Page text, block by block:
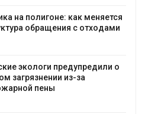
на полигоне: как меняется
обращения с отходами
экологи предупредили о
загрязнении из-за
пены